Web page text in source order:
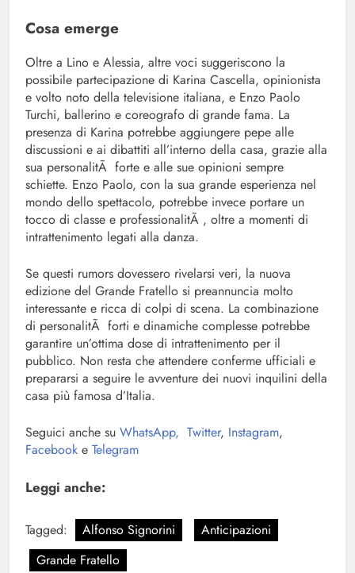
Cosa emerge
Oltre a Lino e Alessia, altre voci suggeriscono la
possibile partecipazione di Karina Cascella, opinionista
e volto noto della televisione italiana, e Enzo Paolo
Turchi, ballerino e coreografo di grande fama. La
presenza di Karina potrebbe aggiungere pepe alle
discussioni e ai dibattiti all’interno della casa, grazie alla
sua personalitÃ forte e alle sue opinioni sempre
schiette. Enzo Paolo, con la sua grande esperienza nel
mondo dello spettacolo, potrebbe invece portare un
tocco di classe e professionalitÃ , oltre a momenti di
intrattenimento legati alla danza.
Se questi rumors dovessero rivelarsi veri, la nuova
edizione del Grande Fratello si preannuncia molto
interessante e ricca di colpi di scena. La combinazione
di personalitÃ forti e dinamiche complesse potrebbe
garantire un’ottima dose di intrattenimento per il
pubblico. Non resta che attendere conferme ufficiali e
prepararsi a seguire le avventure dei nuovi inquilini della
casa più famosa d’Italia.
Seguici anche su WhatsApp, Twitter, Instagram,
Facebook e Telegram
Leggi anche:
Tagged: Alfonso Signorini
Anticipazioni
Grande Fratello